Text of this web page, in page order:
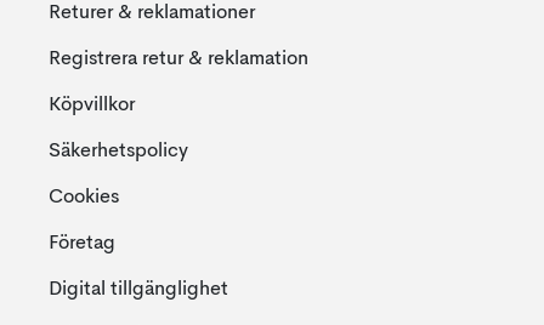
Returer & reklamationer
Registrera retur & reklamation
Köpvillkor
Säkerhetspolicy
Cookies
Företag
Digital tillgänglighet